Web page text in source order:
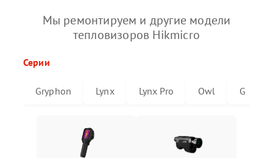
Мы ремонтируем и другие модели
тепловизоров Hikmicro
Серии
Gryphon Lynx Lynx Pro Owl G